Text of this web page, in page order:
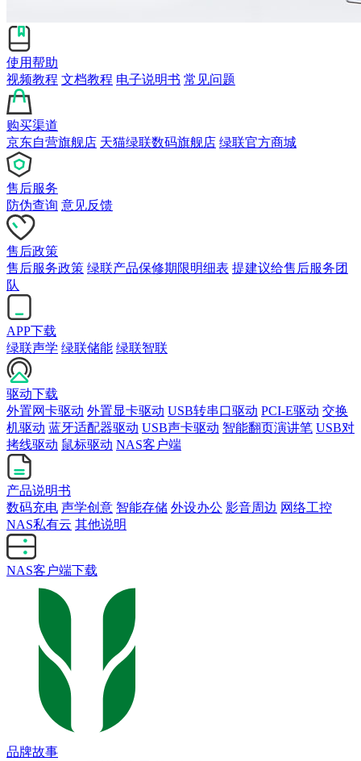
使用帮助
视频教程 文档教程 电子说明书 常见问题
购买渠道
京东自营旗舰店 天猫绿联数码旗舰店 绿联官方商城
售后服务
防伪查询 意见反馈
售后政策
售后服务政策 绿联产品保修期限明细表 提建议给售后服务团
队
APP下载
绿联声学 绿联储能 绿联智联
驱动下载
外置网卡驱动 外置显卡驱动 USB转串口驱动 PCI-E驱动 交换
机驱动 蓝牙适配器驱动 USB声卡驱动 智能翻页演讲笔 USB对
拷线驱动 鼠标驱动 NAS客户端
产品说明书
数码充电 声学创意 智能存储 外设办公 影音周边 网络工控
NAS私有云 其他说明
NAS客户端下载
品牌故事